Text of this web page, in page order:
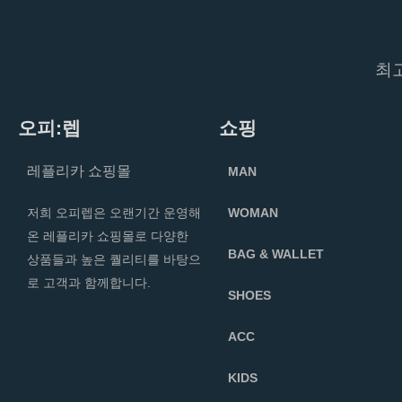
최
오피:렙
레플리카 쇼핑몰
저희 오피렙은 오랜기간 운영해
온 레플리카 쇼핑몰로 다양한
상품들과 높은 퀄리티를 바탕으
로 고객과 함께합니다.
쇼핑
MAN
WOMAN
BAG & WALLET
SHOES
ACC
KIDS